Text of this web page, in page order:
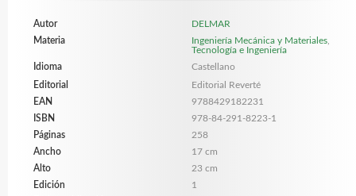
Autor
DELMAR
Materia
Ingeniería Mecánica y Materiales,
Tecnología e Ingeniería
Idioma
Castellano
Editorial
Editorial Reverté
EAN
9788429182231
ISBN
978-84-291-8223-1
Páginas
258
Ancho
17 cm
Alto
23 cm
Edición
1